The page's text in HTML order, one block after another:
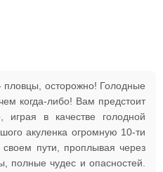
пловцы, осторожно! Голодные
когда-либо! Вам предстоит
играя в качестве голодной
акуленка огромную 10-ти
пути, проплывая через
полные чудес и опасностей.